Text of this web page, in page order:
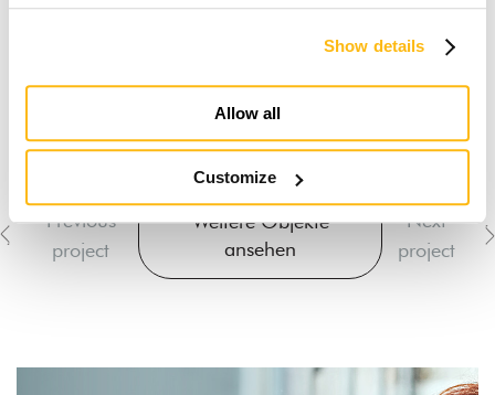
Show details
Allow all
Customize
Previous
project
Weitere Objekte
ansehen
Next
project